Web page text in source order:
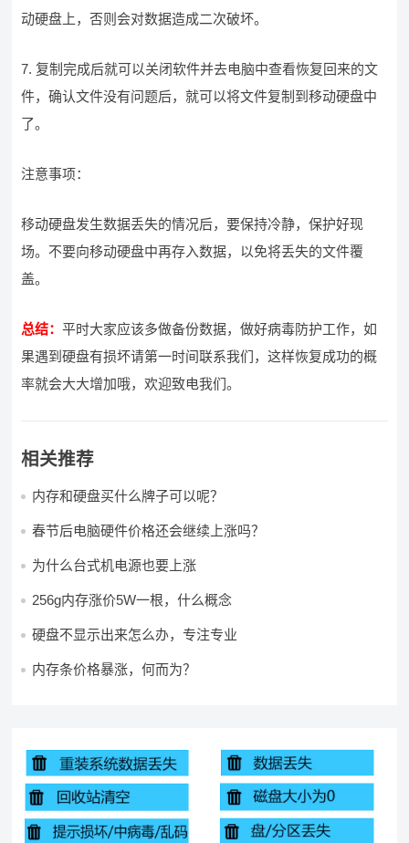
动硬盘上，否则会对数据造成二次破坏。
7. 复制完成后就可以关闭软件并去电脑中查看恢复回来的文
件，确认文件没有问题后，就可以将文件复制到移动硬盘中
了。
注意事项：
移动硬盘发生数据丢失的情况后，要保持冷静，保护好现
场。不要向移动硬盘中再存入数据，以免将丢失的文件覆
盖。
总结：平时大家应该多做备份数据，做好病毒防护工作，如
果遇到硬盘有损坏请第一时间联系我们，这样恢复成功的概
率就会大大增加哦，欢迎致电我们。
相关推荐
内存和硬盘买什么牌子可以呢？
春节后电脑硬件价格还会继续上涨吗？
为什么台式机电源也要上涨
256g内存涨价5W一根，什么概念
硬盘不显示出来怎么办，专注专业
内存条价格暴涨，何而为？